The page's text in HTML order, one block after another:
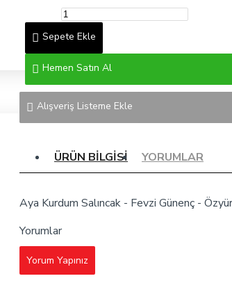
Sepete Ekle
Hemen Satın Al
Alışveriş Listeme Ekle
ÜRÜN BILGISI YORUMLAR
Aya Kurdum Salıncak - Fevzi Günenç -
Yorumlar
Yorum Yapınız